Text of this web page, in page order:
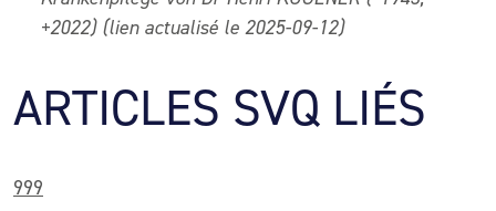
+2022) (lien actualisé le 2025-09-12)
ARTICLES SVQ LIÉS
999